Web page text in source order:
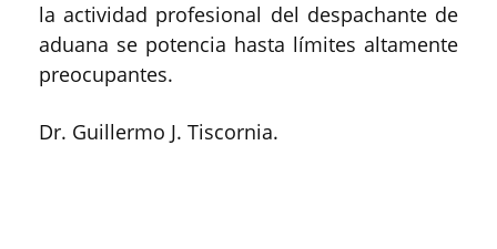
la actividad profesional del despachante de
aduana se potencia hasta límites altamente
preocupantes.
Dr. Guillermo J. Tiscornia.